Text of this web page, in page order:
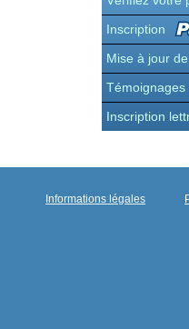
Inscription
Mise à jour
Témoignages
Inscription
Informations légales